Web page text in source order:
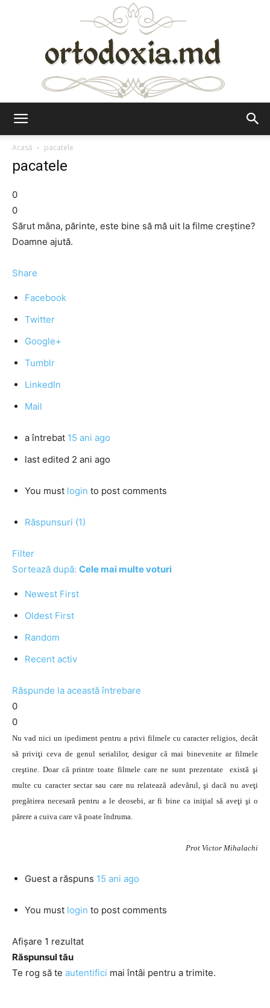
Acasă
pacatele
pacatele
0
0
Sărut mâna, părinte, este bine să mă uit la filme creştine?
Doamne ajută.
Share
Facebook
Twitter
Google+
Tumblr
LinkedIn
Mail
a întrebat 15 ani ago
last edited 2 ani ago
You must login to post comments
Răspunsuri (1)
Filter
Sortează după: Cele mai multe voturi
Newest First
Oldest First
Random
Recent activ
Răspunde la această întrebare
0
0
Nu vad nici un ipediment pentru a privi filmele cu caracter religios, decât
să priviţi ceva de genul serialilor, desigur că mai binevenite ar filmele
creştine. Doar că printre toate filmele care ne sunt prezentate există şi
multe cu caracter sectar sau care nu relatează adevărul, şi dacă nu aveţi
pregătirea necesară pentru a le deosebi, ar fi bine ca iniţial să aveţi şi o
părere a cuiva care vă poate îndruma.
Prot Victor Mihalachi
Guest a răspuns 15 ani ago
You must login to post comments
Afișare 1 rezultat
Răspunsul tău
Te rog să te autentifici mai întâi pentru a trimite.